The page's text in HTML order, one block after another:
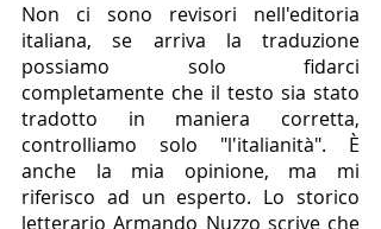
Non ci sono revisori nell'editoria
italiana, se arriva la traduzione
possiamo solo fidarci
completamente che il testo sia stato
tradotto in maniera corretta,
controlliamo solo "l'italianità". È
anche la mia opinione, ma mi
riferisco ad un esperto. Lo storico
letterario Armando Nuzzo scrive che